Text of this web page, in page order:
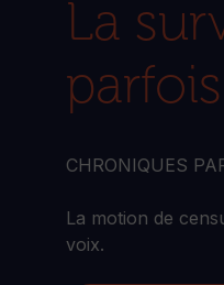
La
CHRONIQUES
La motion de
voix.